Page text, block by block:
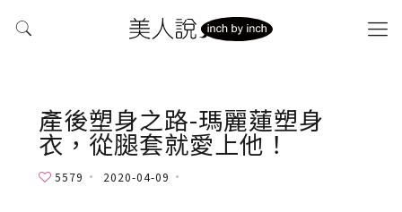
產後塑身之路-瑪麗蓮塑身
衣，從腿套就愛上他！
5579 2020-04-09